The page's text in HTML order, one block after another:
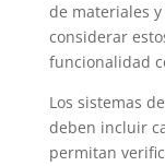
de materiales
considerar
funcionalidad
Los sistemas
deben incluir
permitan